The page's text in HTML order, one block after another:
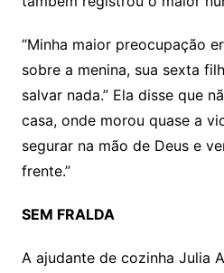
“Minha maior preocupação
sobre a menina, sua sexta
salvar nada.” Ela disse que
casa, onde morou quase a
segurar na mão de Deus e
frente.”
SEM FRALDA
A ajudante de cozinha Julia